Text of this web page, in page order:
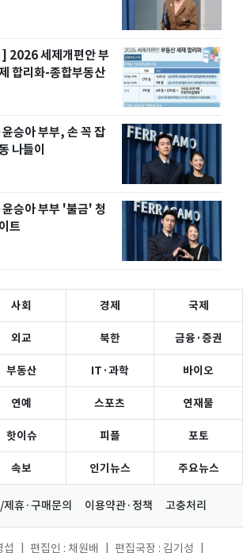
2026 세제개편안 부
합리화-종합부동산
승아 부부, 손 꼭 잡
나들이
승아 부부 '불금' 청
트
사회 경제 국제
외교 북한 금융·증권
부동산 IT·과학 바이오
연예 스포츠 연재물
핫이슈 피플 포토
속보 인기뉴스 주요뉴스
제휴·구매문의 이용약관·정책 고충처리
섭 편집인 : 채원배 편집국장 : 김기성